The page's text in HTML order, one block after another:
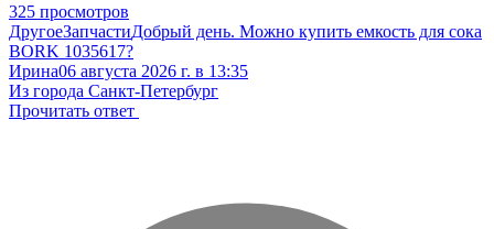
325 просмотров
ДругоеЗапчастиДобрый день. Можно купить емкость для сока
BORK 1035617?
Ирина06 августа 2026 г. в 13:35
Из города Санкт-Петербург
Прочитать ответ